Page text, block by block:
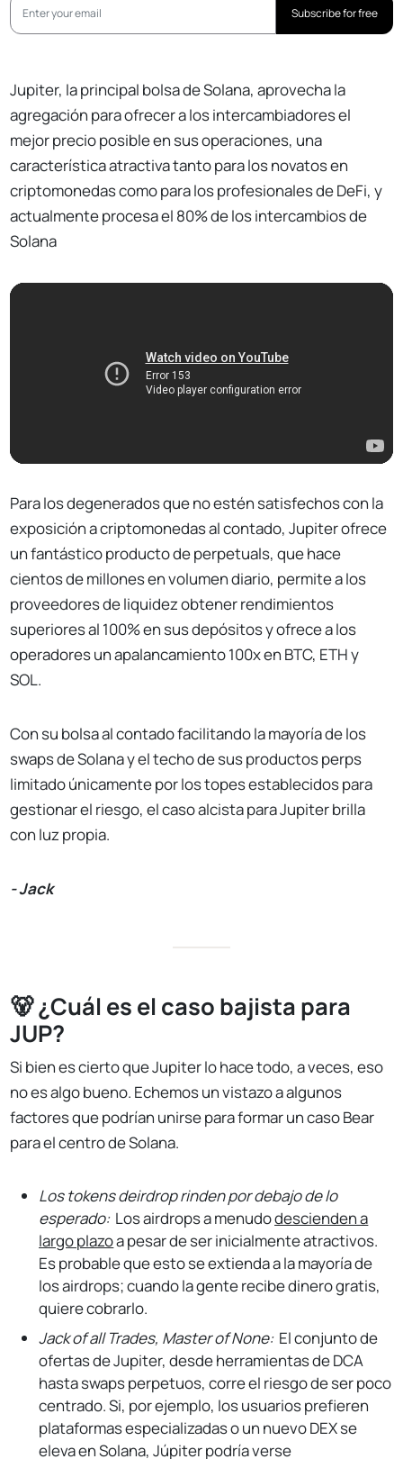
Subscribe for free
Jupiter, la principal bolsa de Solana, aprovecha la
agregación para ofrecer a los intercambiadores el
mejor precio posible en sus operaciones, una
característica atractiva tanto para los novatos en
criptomonedas como para los profesionales de DeFi, y
actualmente procesa el 80% de los intercambios de
Solana
Para los degenerados que no estén satisfechos con la
exposición a criptomonedas al contado, Jupiter ofrece
un fantástico producto de perpetuals, que hace
cientos de millones en volumen diario, permite a los
proveedores de liquidez obtener rendimientos
superiores al 100% en sus depósitos y ofrece a los
operadores un apalancamiento 100x en BTC, ETH y
SOL.
Con su bolsa al contado facilitando la mayoría de los
swaps de Solana y el techo de sus productos perps
limitado únicamente por los topes establecidos para
gestionar el riesgo, el caso alcista para Jupiter brilla
con luz propia.
- Jack
🐻 ¿Cuál es el caso bajista para
JUP?
Si bien es cierto que Jupiter lo hace todo, a veces, eso
no es algo bueno. Echemos un vistazo a algunos
factores que podrían unirse para formar un caso Bear
para el centro de Solana.
Los tokens deirdrop rinden por debajo de lo
esperado: Los airdrops a menudodescienden a
largo plazoa pesar de ser inicialmente atractivos.
Es probable que esto se extienda a la mayoría de
los airdrops; cuando la gente recibe dinero gratis,
quiere cobrarlo.
Jack of all Trades, Master of None: El conjunto de
ofertas de Jupiter, desde herramientas de DCA
hasta swaps perpetuos, corre el riesgo de ser poco
centrado. Si, por ejemplo, los usuarios prefieren
plataformas especializadas o un nuevo DEX se
eleva en Solana, Júpiter podría verse